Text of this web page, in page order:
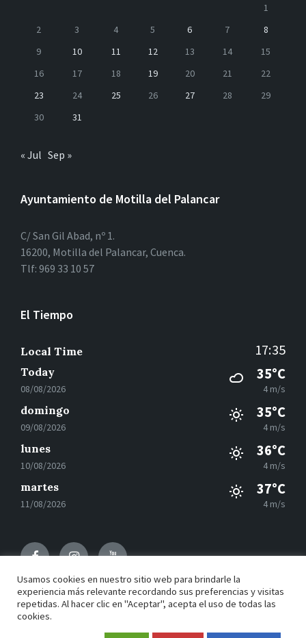
1
2
3 4 5 6 7
8
9
10 11 12 13 14
15
16
17 18 19 20 21
22
23
24 25 26 27 28
29
30
31
« Jul Sep »
Ayuntamiento de Motilla del Palancar
C/ San Gil Abad, nº 1.
16200, Motilla del Palancar, Cuenca.
Tlf: 969 33 10 57
El Tiempo
Local Time 17:35
Today
08/08/2026
35°C
4 m/s
domingo
09/08/2026
35°C
4 m/s
lunes
10/08/2026
36°C
4 m/s
martes
11/08/2026
37°C
4 m/s
FacebookInstagramYoutube
© 2021 Motilla del Palancar - Desarrollado por Grupo
Usamos cookies en nuestro sitio web para brindarle la
experiencia más relevante recordando sus preferencias y visitas
repetidas. Al hacer clic en "Aceptar", acepta el uso de todas las
cookies.